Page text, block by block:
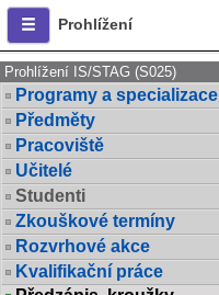
Prohlížení
Prohlížení IS/STAG (S025)
Programy a specializace
Předměty
Pracoviště
Učitelé
Studenti
Zkouškové termíny
Rozvrhové akce
Kvalifikační práce